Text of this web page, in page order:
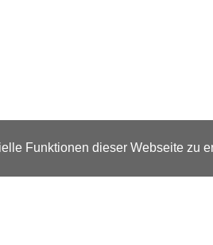
Funktionen dieser Webseite zu